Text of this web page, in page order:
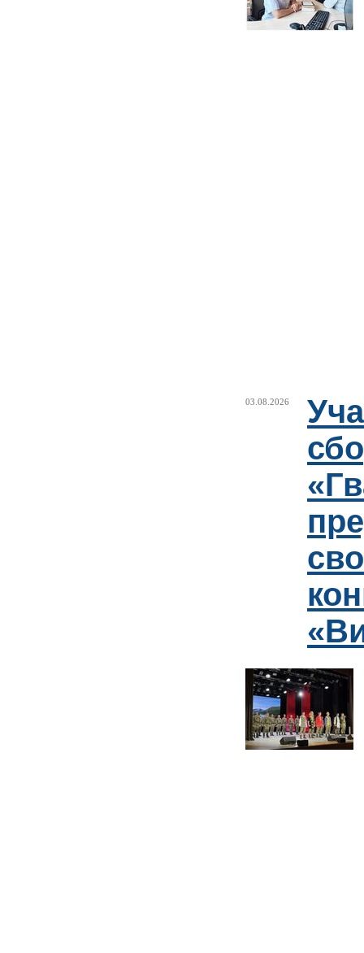
03.08.2026